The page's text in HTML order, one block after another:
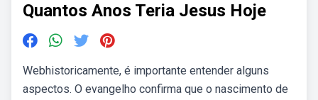
Quantos Anos Teria Jesus Hoje
Webhistoricamente, é importante entender alguns
aspectos. O evangelho confirma que o nascimento de